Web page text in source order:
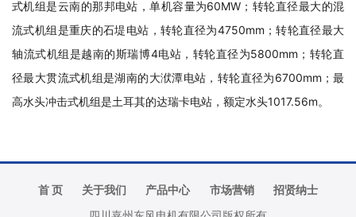
式机组是云南的那邦电站，单机容量为60MW；转轮直径最大的混
流式机组是重庆的石堤电站，转轮直径为4750mm；转轮直径最大
轴流式机组是越南的斯瑞博4电站，转轮直径为5800mm；转轮直
径最大贯流式机组是湖南的大洑潭电站，转轮直径为6700mm；最
高水头冲击式机组是土耳其的达瑞卡电站，额定水头1017.56m。
首 页 关于我们 产品中心 市场营销
招贤纳士